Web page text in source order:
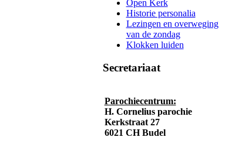
Open Kerk
Historie personalia
Lezingen en overweging
van de zondag
Klokken luiden
Secretariaat
Parochiecentrum:
H. Cornelius parochie
Kerkstraat 27
6021 CH Budel